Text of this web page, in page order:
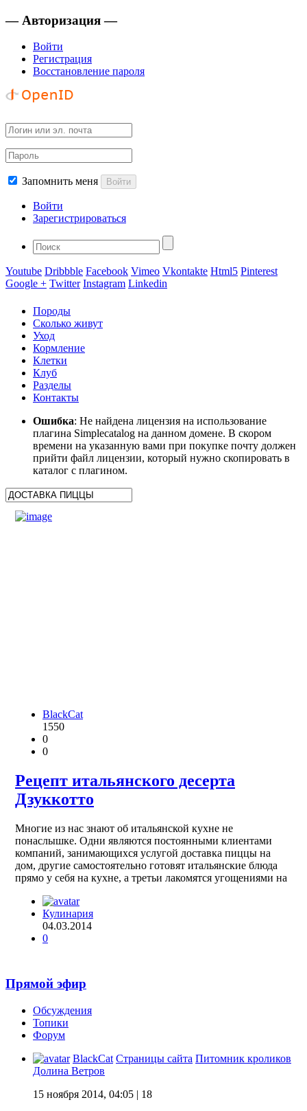
— Авторизация —
Войти
Регистрация
Восстановление пароля
Запомнить меня Войти
Войти
Зарегистрироваться
Youtube Dribbble Facebook Vimeo Vkontakte Html5 Pinterest
Google + Twitter Instagram Linkedin
Породы
Сколько живут
Уход
Кормление
Клетки
Клуб
Разделы
Контакты
Ошибка: Не найдена лицензия на использование
плагина Simplecatalog на данном домене. В скором
времени на указанную вами при покупке почту должен
прийти файл лицензии, который нужно скопировать в
каталог с плагином.
BlackCat
1550
0
0
Рецепт итальянского десерта
Дзуккотто
Многие из нас знают об итальянской кухне не
понаслышке. Одни являются постоянными клиентами
компаний, занимающихся услугой доставка пиццы на
дом, другие самостоятельно готовят итальянские блюда
прямо у себя на кухне, а третьи лакомятся угощениями на
Кулинария
04.03.2014
0
Прямой эфир
Обсуждения
Топики
Форум
BlackCat Страницы сайта Питомник кроликов
Долина Ветров
15 ноября 2014, 04:05 | 18